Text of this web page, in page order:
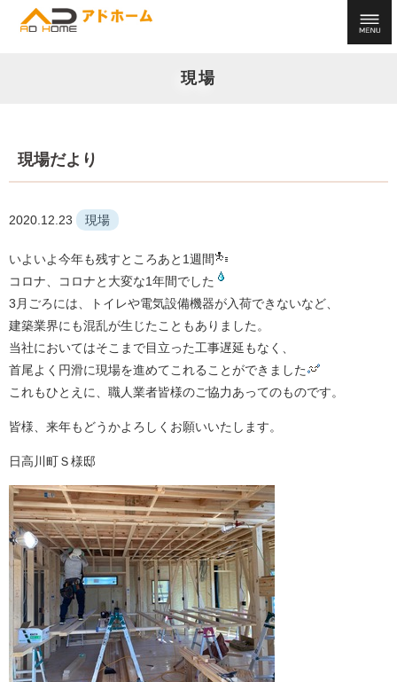
現場
現場だより
2020.12.23 現場
いよいよ今年も残すところあと1週間
コロナ、コロナと大変な1年間でした
3月ごろには、トイレや電気設備機器が入荷できないなど、
建築業界にも混乱が生じたこともありました。
当社においてはそこまで目立った工事遅延もなく、
首尾よく円滑に現場を進めてこれることができました
これもひとえに、職人業者皆様のご協力あってのものです。
皆様、来年もどうかよろしくお願いいたします。
日高川町Ｓ様邸